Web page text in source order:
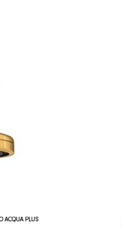
ACQUA PLUS